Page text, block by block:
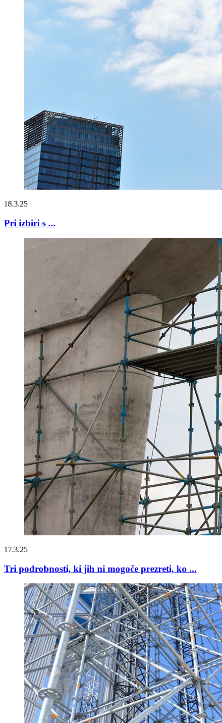
18.3.25
Pri izbiri s ...
17.3.25
Tri podrobnosti, ki jih ni mogoče prezreti, ko ...